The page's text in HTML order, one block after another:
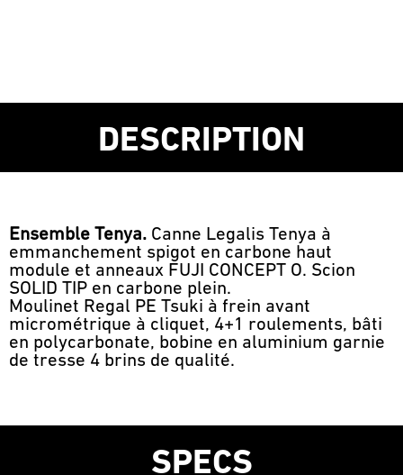
DESCRIPTION
Ensemble Tenya. Canne Legalis Tenya à
emmanchement spigot en carbone haut
module et anneaux FUJI CONCEPT O. Scion
SOLID TIP en carbone plein.
Moulinet Regal PE Tsuki à frein avant
micrométrique à cliquet, 4+1 roulements, bâti
en polycarbonate, bobine en aluminium garnie
de tresse 4 brins de qualité.
SPECS